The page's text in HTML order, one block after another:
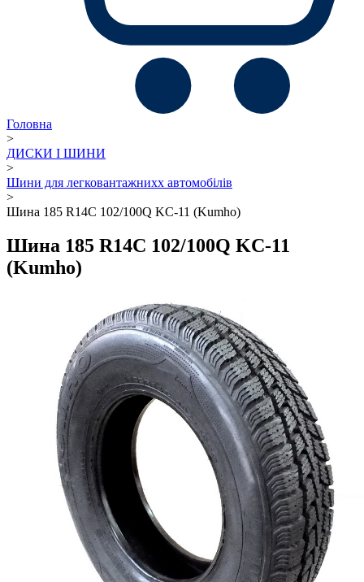
Головна
>
ДИСКИ І ШИНИ
>
Шини для легковантажнихх автомобілів
>
Шина 185 R14C 102/100Q KC-11 (Kumho)
Шина 185 R14C 102/100Q KC-11
(Kumho)